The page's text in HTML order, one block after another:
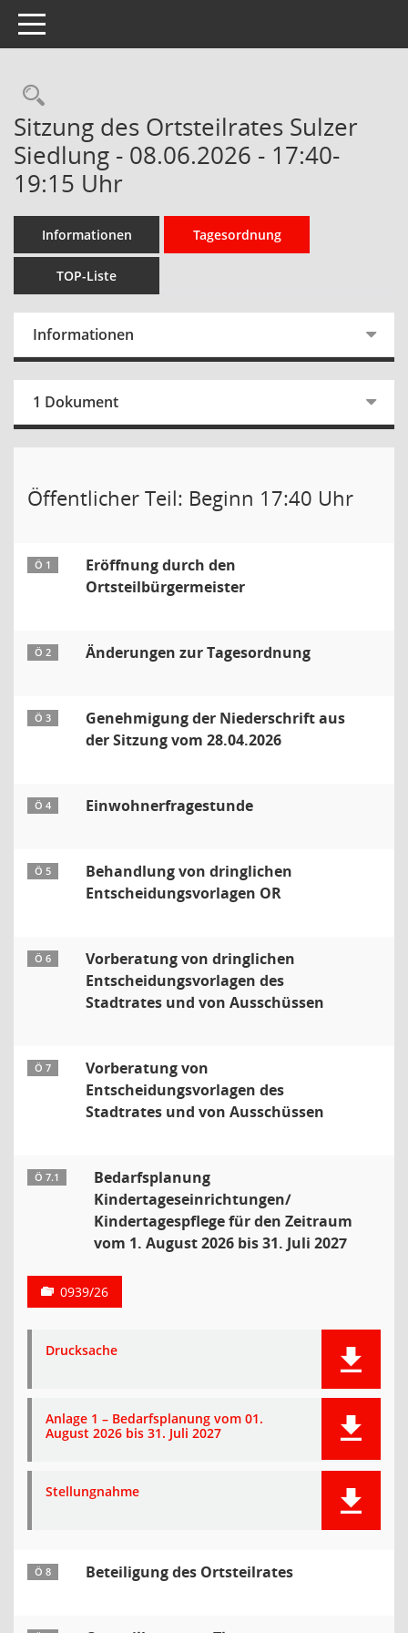
Toggle navigation
Rechercheauswahl
Sitzung des Ortsteilrates Sulzer
Siedlung - 08.06.2026 - 17:40-
19:15 Uhr
Informationen Tagesordnung
TOP-Liste
Informationen
1 Dokument
Öffentlicher Teil: Beginn 17:40 Uhr
Ö 1
Eröffnung durch den
Ortsteilbürgermeister
Ö 2 Änderungen zur Tagesordnung
Ö 3
Genehmigung der Niederschrift aus
der Sitzung vom 28.04.2026
Ö 4 Einwohnerfragestunde
Ö 5
Behandlung von dringlichen
Entscheidungsvorlagen OR
Ö 6
Vorberatung von dringlichen
Entscheidungsvorlagen des
Stadtrates und von Ausschüssen
Ö 7
Vorberatung von
Entscheidungsvorlagen des
Stadtrates und von Ausschüssen
Ö 7.1
Bedarfsplanung
Kindertageseinrichtungen/
Kindertagespflege für den Zeitraum
vom 1. August 2026 bis 31. Juli 2027
0939/26
Drucksache
Anlage 1 – Bedarfsplanung vom 01.
August 2026 bis 31. Juli 2027
Stellungnahme
Ö 8 Beteiligung des Ortsteilrates